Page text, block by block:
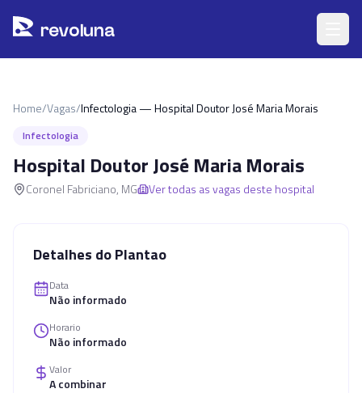
revoluna
Home/Vagas/Infectologia — Hospital Doutor José Maria Morais
Infectologia
Hospital Doutor José Maria Morais
Coronel Fabriciano, MG Ver todas as vagas deste hospital
Detalhes do Plantao
Data
Não informado
Horario
Não informado
Valor
A combinar